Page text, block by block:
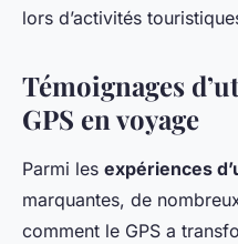
lors d’activités
Témoignages
GPS en voyage
Parmi les expériences
marquantes, de
comment le GPS a